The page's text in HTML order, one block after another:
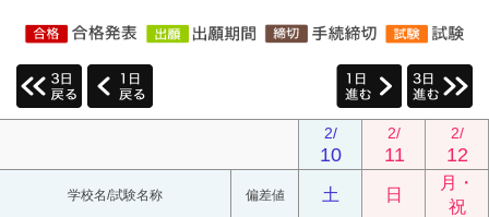
2/
10
2/
11
2/
12
学校名/試験名称 偏差値 土 日
月・
祝